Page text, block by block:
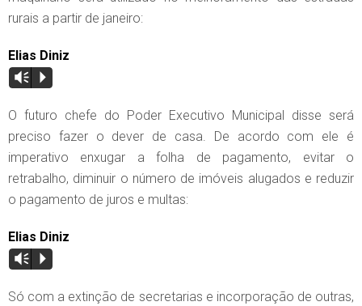
rurais a partir de janeiro:
Elias Diniz
Vm P
O futuro chefe do Poder Executivo Municipal disse será
preciso fazer o dever de casa. De acordo com ele é
imperativo enxugar a folha de pagamento, evitar o
retrabalho, diminuir o número de imóveis alugados e reduzir
o pagamento de juros e multas:
Elias Diniz
Vm P
Só com a extinção de secretarias e incorporação de outras,